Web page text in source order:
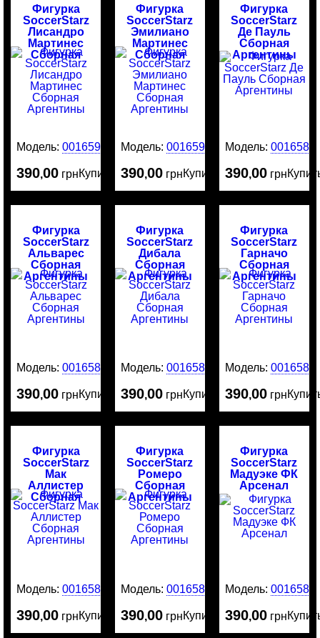
Фигурка
SoccerStarz
Лисандро
Мартинес
Сборная
Аргентины
Модель:0016591
390,00 грнКупить
Фигурка
SoccerStarz
Эмилиано
Мартинес
Сборная
Аргентины
Модель:0016590
390,00 грнКупить
Фигурка
SoccerStarz
Де Пауль
Сборная
Аргентины
Модель: 0016589
390,00 грн
Фигурка
SoccerStarz
Альварес
Сборная
Аргентины
Модель:0016588
390,00 грнКупить
Фигурка
SoccerStarz
Дибала
Сборная
Аргентины
Модель:0016587
390,00 грнКупить
Фигурка
SoccerStarz
Гарначо
Сборная
Аргентины
Модель: 0016586
390,00 грн
Фигурка
SoccerStarz
Мак
Аллистер
Сборная
Аргентины
Модель:0016584
390,00 грнКупить
Фигурка
SoccerStarz
Ромеро
Сборная
Аргентины
Модель:0016583
390,00 грнКупить
Фигурка
SoccerStarz
Мадуэке ФК
Арсенал
Модель: 0016582
390,00 грн